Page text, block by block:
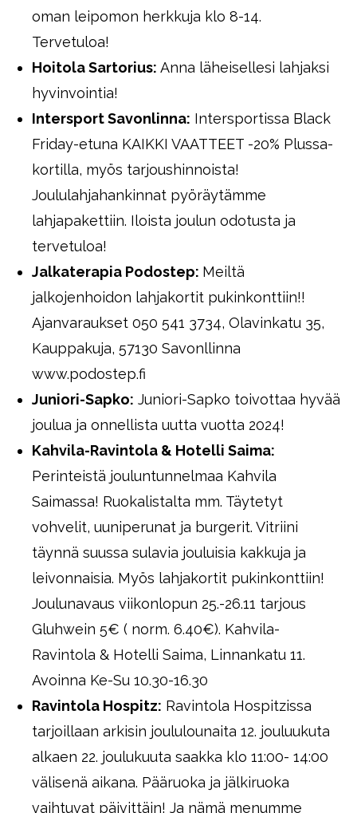
oman leipomon herkkuja klo 8-14.
Tervetuloa!
Hoitola Sartorius: Anna läheisellesi lahjaksi
hyvinvointia!
Intersport Savonlinna: Intersportissa Black
Friday-etuna KAIKKI VAATTEET -20% Plussa-
kortilla, myös tarjoushinnoista!
Joululahjahankinnat pyöräytämme
lahjapakettiin. Iloista joulun odotusta ja
tervetuloa!
Jalkaterapia Podostep: Meiltä
jalkojenhoidon lahjakortit pukinkonttiin!!
Ajanvaraukset 050 541 3734, Olavinkatu 35,
Kauppakuja, 57130 Savonllinna
www.podostep.fi
Juniori-Sapko: Juniori-Sapko toivottaa hyvää
joulua ja onnellista uutta vuotta 2024!
Kahvila-Ravintola & Hotelli Saima:
Perinteistä jouluntunnelmaa Kahvila
Saimassa! Ruokalistalta mm. Täytetyt
vohvelit, uuniperunat ja burgerit. Vitriini
täynnä suussa sulavia jouluisia kakkuja ja
leivonnaisia. Myös lahjakortit pukinkonttiin!
Joulunavaus viikonlopun 25.-26.11 tarjous
Gluhwein 5€ ( norm. 6.40€). Kahvila-
Ravintola & Hotelli Saima, Linnankatu 11.
Avoinna Ke-Su 10.30-16.30
Ravintola Hospitz: Ravintola Hospitzissa
tarjoillaan arkisin joululounaita 12. jouluukuta
alkaen 22. joulukuuta saakka klo 11:00- 14:00
välisenä aikana. Pääruoka ja jälkiruoka
vaihtuvat päivittäin! Ja nämä menumme